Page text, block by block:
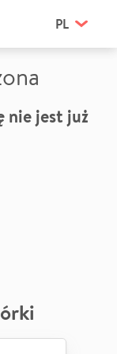
PL
nie jest już